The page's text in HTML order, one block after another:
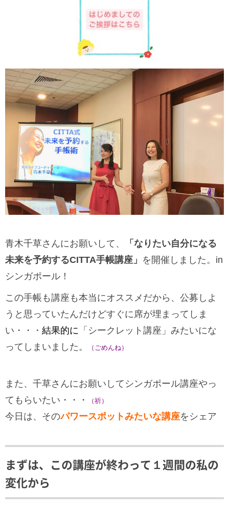
青木千草さんにお願いして、
「なりたい自分になる
未来を予約するCITTA手帳講座」 を開催しました。in
シンガポール！
この手帳も講座も本当にオススメだから、公募しよ
うと思っていたんだけどすぐに席が埋まってしま
い・・・ 結果的に 「シークレット講座」みたいにな
ってしまいました。
（ごめんね）
また、千草さんにお願いしてシンガポール講座やっ
てもらいたい・・・
（祈）
今日は、そのパワースポットみたいな講座をシェア
まずは、この講座が終わって１週間の私の
変化から